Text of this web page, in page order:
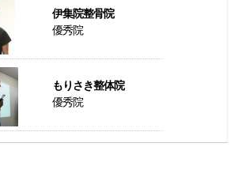
伊集院整骨院
優秀院
もりさき整体院
優秀院